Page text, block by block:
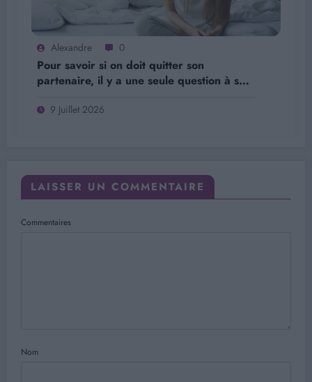
Alexandre 0
Pour savoir si on doit quitter son
partenaire, il y a une seule question à se
9 Juillet 2026
LAISSER UN COMMENTAIRE
Commentaires
Nom